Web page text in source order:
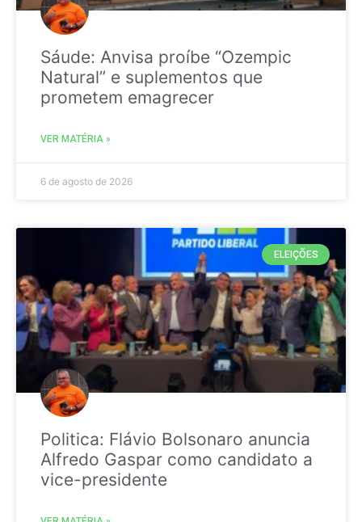
Sáude: Anvisa proíbe “Ozempic
Natural” e suplementos que
prometem emagrecer
VER MATÉRIA »
6 de agosto de 2026
ELEIÇÕES
Politica: Flávio Bolsonaro anuncia
Alfredo Gaspar como candidato a
vice-presidente